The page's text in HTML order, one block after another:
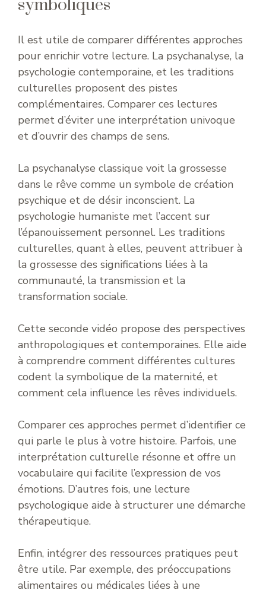
symboliques
Il est utile de comparer différentes approches
pour enrichir votre lecture. La psychanalyse, la
psychologie contemporaine, et les traditions
culturelles proposent des pistes
complémentaires. Comparer ces lectures
permet d’éviter une interprétation univoque
et d’ouvrir des champs de sens.
La psychanalyse classique voit la grossesse
dans le rêve comme un symbole de création
psychique et de désir inconscient. La
psychologie humaniste met l’accent sur
l’épanouissement personnel. Les traditions
culturelles, quant à elles, peuvent attribuer à
la grossesse des significations liées à la
communauté, la transmission et la
transformation sociale.
Cette seconde vidéo propose des perspectives
anthropologiques et contemporaines. Elle aide
à comprendre comment différentes cultures
codent la symbolique de la maternité, et
comment cela influence les rêves individuels.
Comparer ces approches permet d’identifier ce
qui parle le plus à votre histoire. Parfois, une
interprétation culturelle résonne et offre un
vocabulaire qui facilite l’expression de vos
émotions. D’autres fois, une lecture
psychologique aide à structurer une démarche
thérapeutique.
Enfin, intégrer des ressources pratiques peut
être utile. Par exemple, des préoccupations
alimentaires ou médicales liées à une